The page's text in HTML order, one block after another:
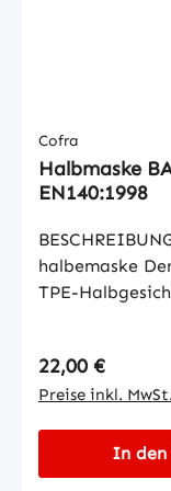
Cofra
Halbmaske
EN140:1998
halbemaske
TPE-
garantiert
Weichheit im
gleichzeitig
Die Form passt
Regulärer Preis:
22,00 €
Preise inkl.
In den